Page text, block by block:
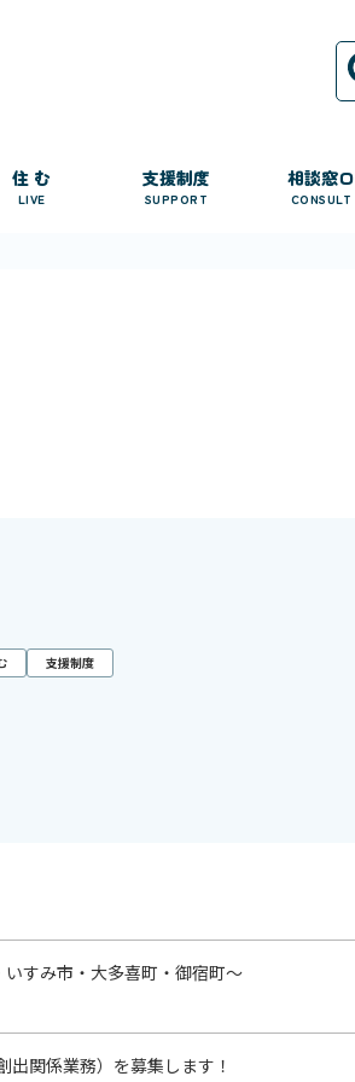
住 む
LIVE
支援制度
SUPPORT
相談窓口
CONSULT
支援制度
すみ市・大多喜町・御宿町～
出関係業務）を募集します！